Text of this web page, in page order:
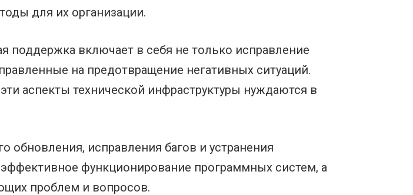
для их организации.
поддержка включает в себя не только исправление
на предотвращение негативных ситуаций.
аспекты технической инфраструктуры нуждаются в
обновления, исправления багов и устранения
функционирование программных систем, а
проблем и вопросов.